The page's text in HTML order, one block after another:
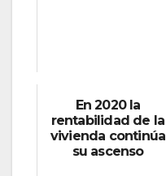
En 2020 la
rentabilidad de la
vivienda continúa
su ascenso